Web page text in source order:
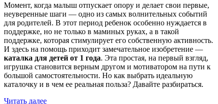
Момент, когда малыш отпускает опору и делает свои первые,
неуверенные шаги — одно из самых волнительных событий
для родителей. В этот период ребенок особенно нуждается в
поддержке, но не только в маминых руках, а в такой
поддержке, которая стимулирует его собственную активность.
И здесь на помощь приходит замечательное изобретение —
каталка для детей от 1 года. Эта простая, на первый взгляд,
игрушка становится верным другом и мотиватором на пути к
большой самостоятельности. Но как выбрать идеальную
каталочку и в чем ее реальная польза? Давайте разбираться.
Читать далее«Каталка